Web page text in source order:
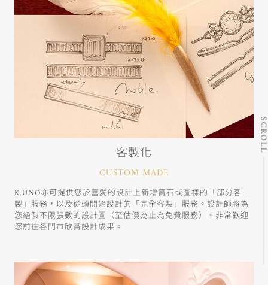
客製化
CUSTOM MADE
K.UNO亦可提供您於喜愛的設計上新增寶石或圖樣的「部分客
製」服務，以及從頭開始設計的「完全客製」服務。設計師將為
您繪製不限張數的設計圖（至估價為止為免費服務）。非常歡迎
您前往各門市欣賞設計成果。